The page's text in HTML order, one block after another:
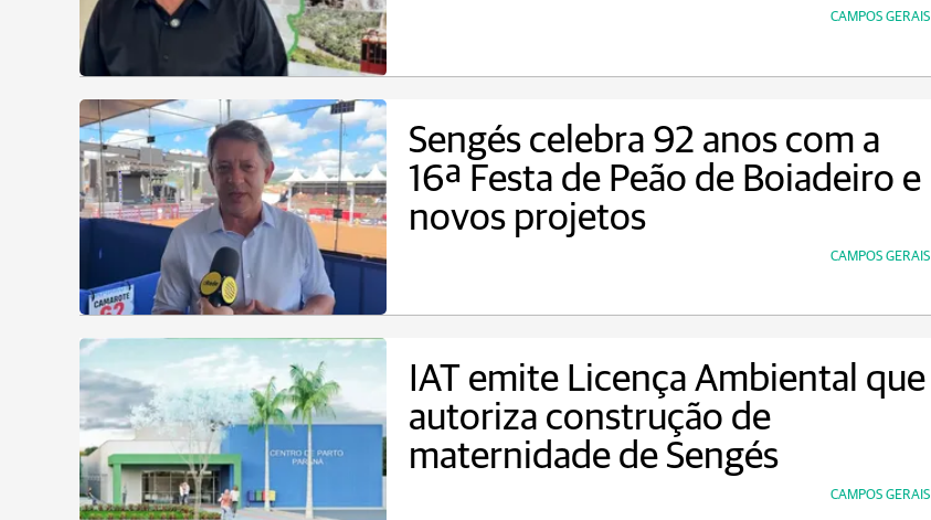
CAMPOS GERAIS
Sengés celebra 92 anos com a
16ª Festa de Peão de Boiadeiro e
novos projetos
CAMPOS GERAIS
IAT emite Licença Ambiental que
autoriza construção de
maternidade de Sengés
CAMPOS GERAIS